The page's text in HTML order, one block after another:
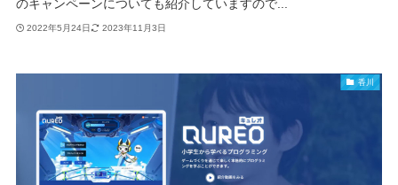
のキャンペーンについても紹介していますので...
2022年5月24日 2023年11月3日
香川